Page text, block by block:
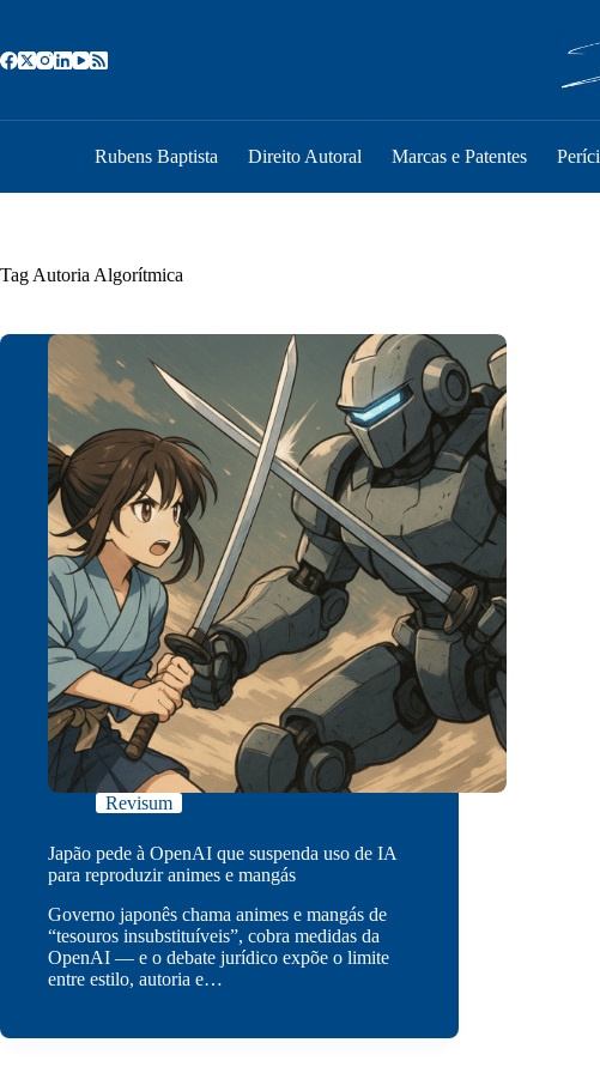
o
conteúdo
Rubens Baptista Direito Autoral Marcas e Patentes
Tag Autoria Algorítmica
Revisum
Japão pede à OpenAI que suspenda uso de IA
para reproduzir animes e mangás
Governo japonês chama animes e mangás de
“tesouros insubstituíveis”, cobra medidas da
OpenAI — e o debate jurídico expõe o limite
entre estilo, autoria e…